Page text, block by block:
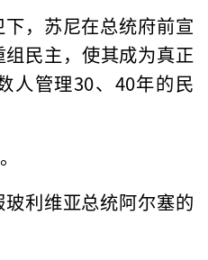
，苏尼在总统府前宣
民主，使其成为真正
人管理30、40年的民
利维亚总统阿尔塞的